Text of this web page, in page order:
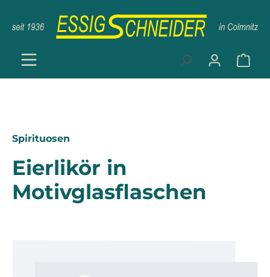
Zum Hauptinhalt springen
Spirituosen
Eierlikör in
Motivglasflaschen